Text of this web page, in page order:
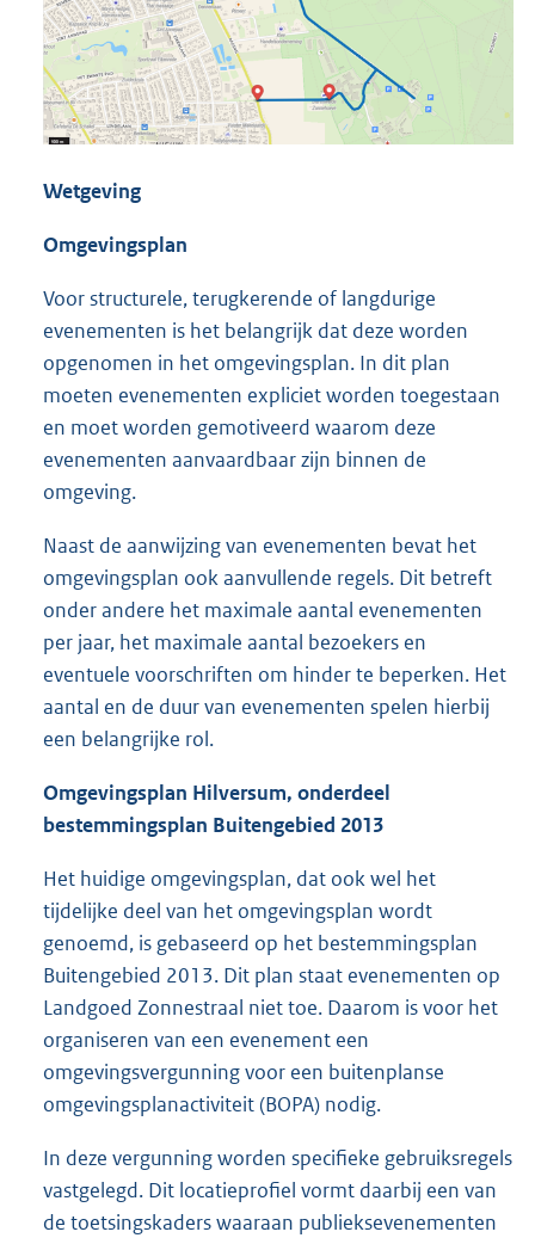
Wetgeving
Omgevingsplan
Voor structurele, terugkerende of langdurige
evenementen is het belangrijk dat deze worden
opgenomen in het omgevingsplan. In dit plan
moeten evenementen expliciet worden toegestaan
en moet worden gemotiveerd waarom deze
evenementen aanvaardbaar zijn binnen de
omgeving.
Naast de aanwijzing van evenementen bevat het
omgevingsplan ook aanvullende regels. Dit betreft
onder andere het maximale aantal evenementen
per jaar, het maximale aantal bezoekers en
eventuele voorschriften om hinder te beperken. Het
aantal en de duur van evenementen spelen hierbij
een belangrijke rol.
Omgevingsplan Hilversum, onderdeel
bestemmingsplan Buitengebied 2013
Het huidige omgevingsplan, dat ook wel het
tijdelijke deel van het omgevingsplan wordt
genoemd, is gebaseerd op het bestemmingsplan
Buitengebied 2013. Dit plan staat evenementen op
Landgoed Zonnestraal niet toe. Daarom is voor het
organiseren van een evenement een
omgevingsvergunning voor een buitenplanse
omgevingsplanactiviteit (BOPA) nodig.
In deze vergunning worden specifieke gebruiksregels
vastgelegd. Dit locatieprofiel vormt daarbij een van
de toetsingskaders waaraan publieksevenementen